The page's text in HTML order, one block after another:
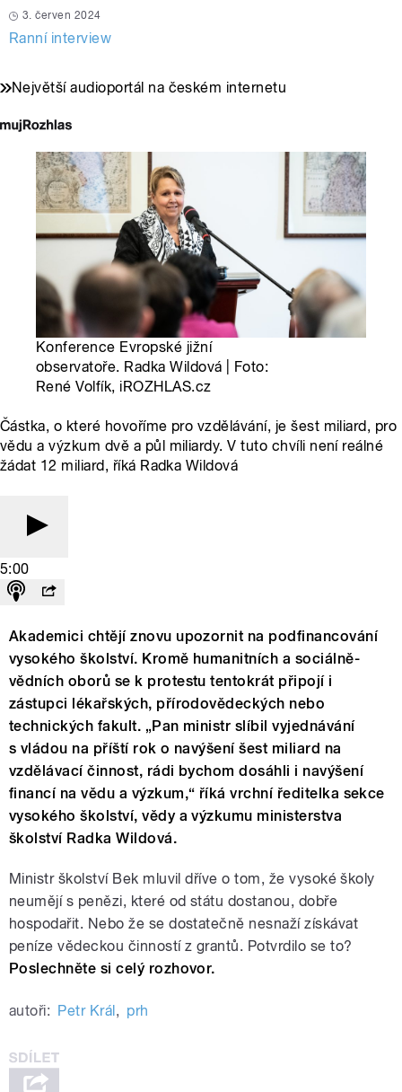
3. červen 2024
Ranní interview
Největší audioportál na českém internetu
Konference Evropské jižní
observatoře. Radka Wildová | Foto:
René Volfík, iROZHLAS.cz
Částka, o které hovoříme pro vzdělávání, je šest miliard, pro
vědu a výzkum dvě a půl miliardy. V tuto chvíli není reálné
žádat 12 miliard, říká Radka Wildová
5:00
Akademici chtějí znovu upozornit na podfinancování
vysokého školství. Kromě humanitních a sociálně-
vědních oborů se k protestu tentokrát připojí i
zástupci lékařských, přírodovědeckých nebo
technických fakult. „Pan ministr slíbil vyjednávání
s vládou na příští rok o navýšení šest miliard na
vzdělávací činnost, rádi bychom dosáhli i navýšení
financí na vědu a výzkum,“ říká vrchní ředitelka sekce
vysokého školství, vědy a výzkumu ministerstva
školství Radka Wildová.
Ministr školství Bek mluvil dříve o tom, že vysoké školy
neumějí s penězi, které od státu dostanou, dobře
hospodařit. Nebo že se dostatečně nesnaží získávat
peníze vědeckou činností z grantů. Potvrdilo se to?
Poslechněte si celý rozhovor.
autoři: Petr Král , prh